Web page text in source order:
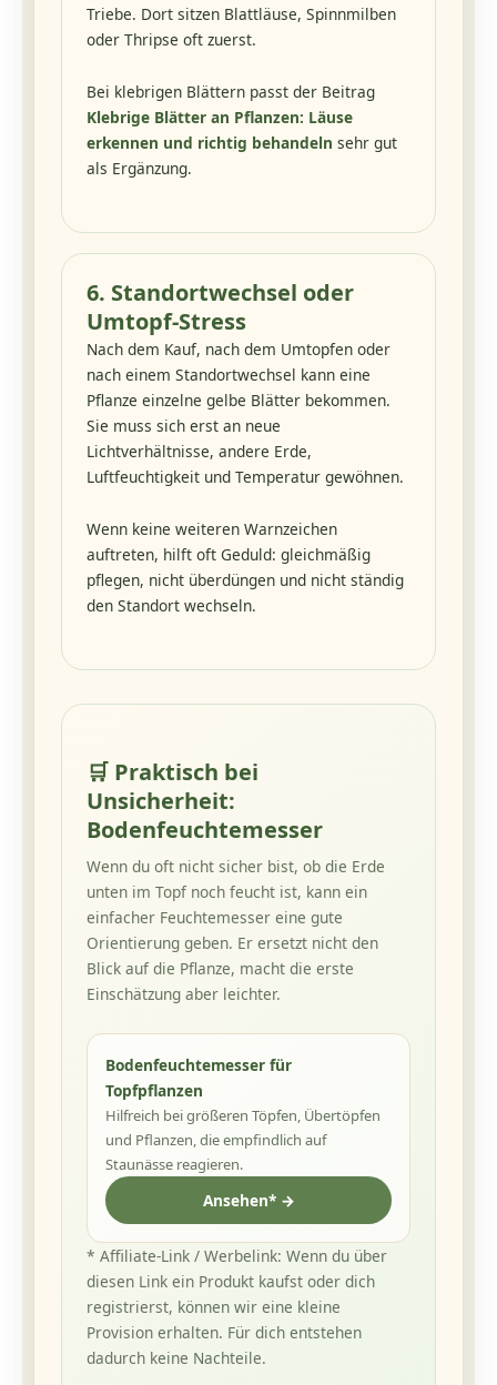
Triebe. Dort sitzen Blattläuse, Spinnmilben
oder Thripse oft zuerst.
Bei klebrigen Blättern passt der Beitrag
Klebrige Blätter an Pflanzen: Läuse
erkennen und richtig behandeln sehr gut
als Ergänzung.
6. Standortwechsel oder
Umtopf-Stress
Nach dem Kauf, nach dem Umtopfen oder
nach einem Standortwechsel kann eine
Pflanze einzelne gelbe Blätter bekommen.
Sie muss sich erst an neue
Lichtverhältnisse, andere Erde,
Luftfeuchtigkeit und Temperatur gewöhnen.
Wenn keine weiteren Warnzeichen
auftreten, hilft oft Geduld: gleichmäßig
pflegen, nicht überdüngen und nicht ständig
den Standort wechseln.
🛒 Praktisch bei
Unsicherheit:
Bodenfeuchtemesser
Wenn du oft nicht sicher bist, ob die Erde
unten im Topf noch feucht ist, kann ein
einfacher Feuchtemesser eine gute
Orientierung geben. Er ersetzt nicht den
Blick auf die Pflanze, macht die erste
Einschätzung aber leichter.
Bodenfeuchtemesser für
Topfpflanzen
Hilfreich bei größeren Töpfen, Übertöpfen
und Pflanzen, die empfindlich auf
Staunässe reagieren.
Ansehen* →
* Affiliate-Link / Werbelink: Wenn du über
diesen Link ein Produkt kaufst oder dich
registrierst, können wir eine kleine
Provision erhalten. Für dich entstehen
dadurch keine Nachteile.